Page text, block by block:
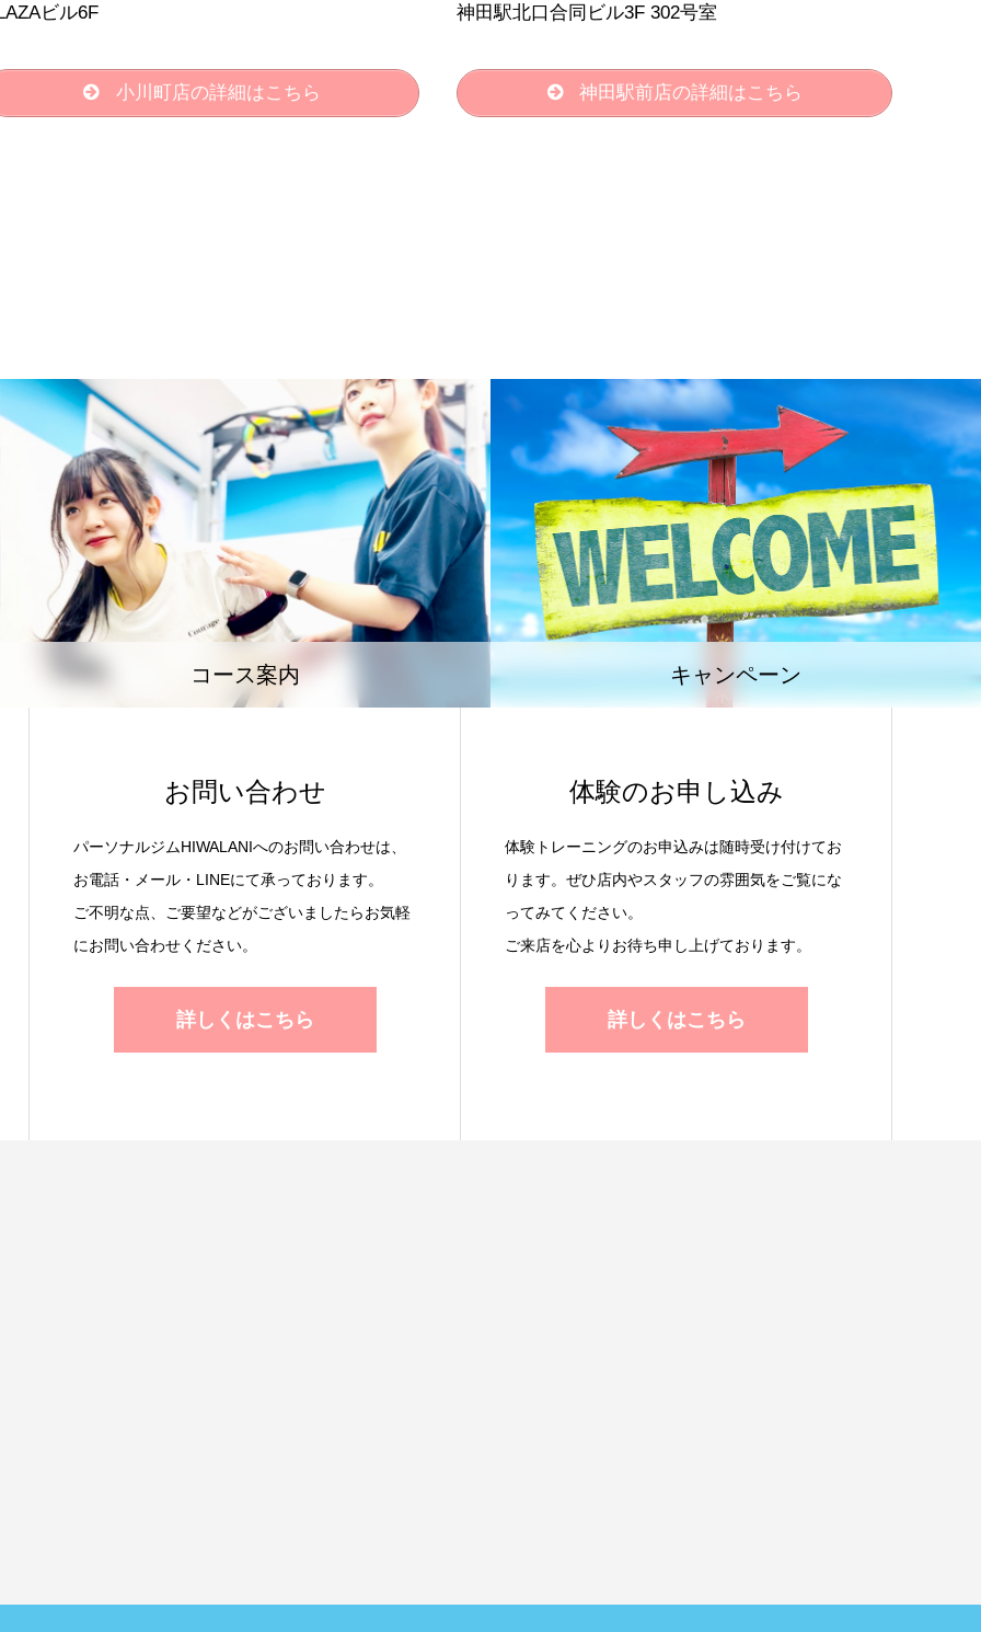
ビル6F
小川町店の詳細はこちら
神田駅北口合同ビル3F 302号室
神田駅前店の詳細はこちら
コース案内 キャンペーン
お問い合わせ
パーソナルジムHIWALANIへのお問い合わせは、
お電話・メール・LINEにて承っております。
ご不明な点、ご要望などがございましたらお気軽
にお問い合わせください。
詳しくはこちら
体験のお申し込み
体験トレーニングのお申込みは随時受け付けてお
ります。ぜひ店内やスタッフの雰囲気をご覧にな
ってみてください。
ご来店を心よりお待ち申し上げております。
詳しくはこちら